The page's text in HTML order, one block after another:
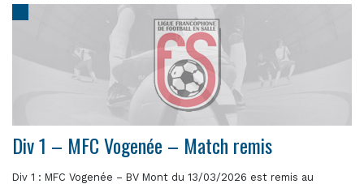
Div 1 – MFC Vogenée – Match remis
Div 1 : MFC Vogenée – BV Mont du 13/03/2026 est remis au